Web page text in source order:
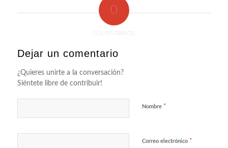
0
COMENTARIOS
Dejar un comentario
¿Quieres unirte a la conversación?
Siéntete libre de contribuir!
Nombre *
Correo electrónico *